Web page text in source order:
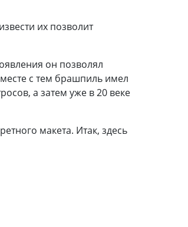
их позволит
он позволял
с тем брашпиль имел
а затем уже в 20 веке
макета. Итак, здесь